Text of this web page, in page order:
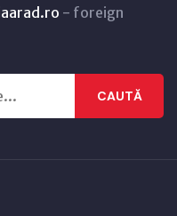
- foreign
CAUTĂ